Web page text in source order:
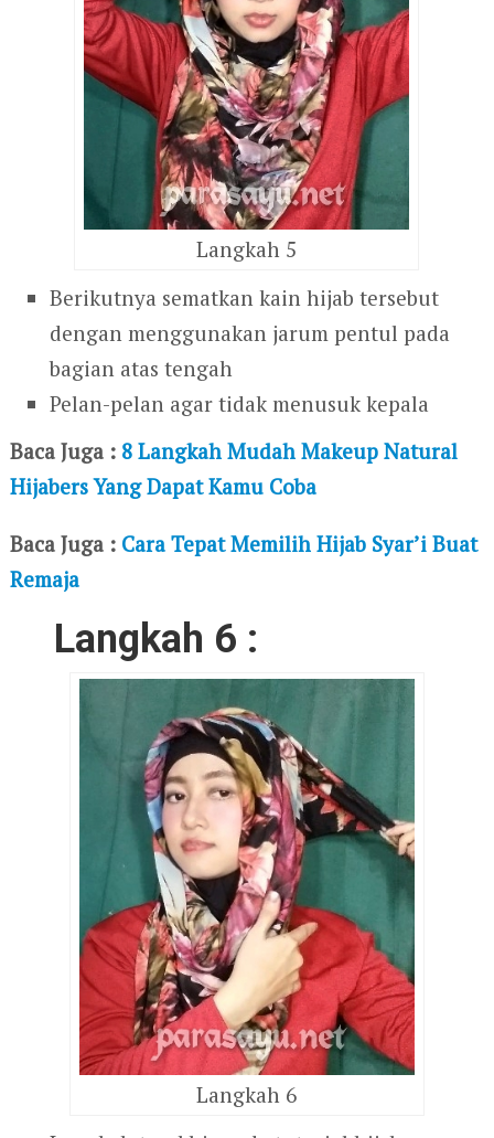
Langkah 5
Berikutnya sematkan kain hijab tersebut
dengan menggunakan jarum pentul pada
bagian atas tengah
Pelan-pelan agar tidak menusuk kepala
Baca Juga : 8 Langkah Mudah Makeup Natural
Hijabers Yang Dapat Kamu Coba
Baca Juga : Cara Tepat Memilih Hijab Syar’i Buat
Remaja
Langkah 6 :
Langkah 6